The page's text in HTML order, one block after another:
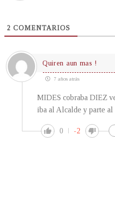
2 COMENTARIOS
Quiren aun mas !
7 años atrás
MIDES cobraba DIEZ
iba al Alcalde y parte al
0 -2